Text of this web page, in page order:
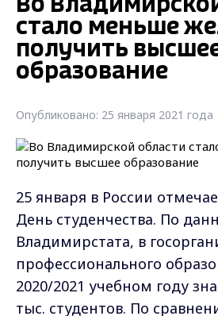
Во
стало меньше
получить
образование
Опубликовано: 25 января 2021 года
25 января в России
День студенчества. По
Владимирстата, в
профессионального
2020/2021 учебном году
тыс. студентов. По